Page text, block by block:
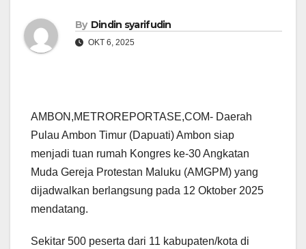
By Dindin syarifudin
OKT 6, 2025
AMBON,METROREPORTASE,COM- Daerah
Pulau Ambon Timur (Dapuati) Ambon siap
menjadi tuan rumah Kongres ke-30 Angkatan
Muda Gereja Protestan Maluku (AMGPM) yang
dijadwalkan berlangsung pada 12 Oktober 2025
mendatang.
Sekitar 500 peserta dari 11 kabupaten/kota di